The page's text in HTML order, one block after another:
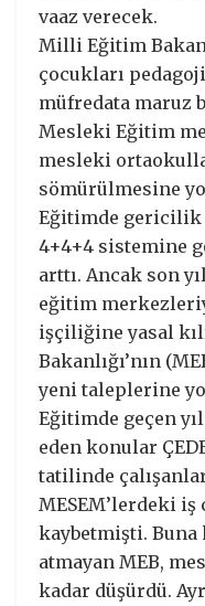
vaaz verecek.
Milli Eğitim
çocukları
müfredata maruz
Mesleki Eğitim
mesleki
sömürülmesine
Eğitimde gericilik
4+4+4 sistemine
arttı. Ancak son
eğitim
işçiliğine yasal
Bakanlığı’nın
yeni taleplerine
Eğitimde geçen
eden konular
tatilinde
MESEM’lerdeki iş
kaybetmişti. Buna
atmayan MEB,
kadar düşürdü.